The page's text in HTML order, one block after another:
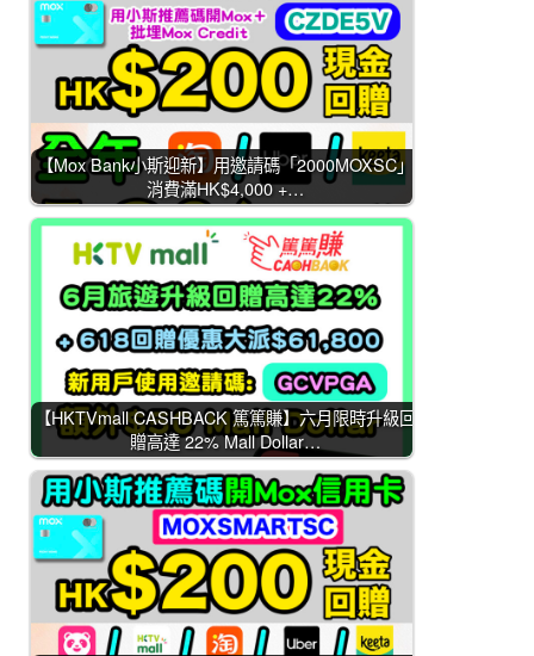
【Mox Bank小斯迎新】用邀請碼「2000MOXSC」
消費滿HK$4,000 +…
【HKTVmall CASHBACK 篤篤賺】六月限時升級回
贈高達 22% Mall Dollar…